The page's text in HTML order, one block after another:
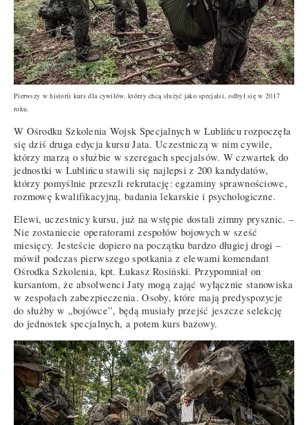
Pierwszy w historii kurs dla cywilów, którzy chcą służyć jako specjalsi, odbył się w 2017
roku.
W Ośrodku Szkolenia Wojsk Specjalnych w Lublińcu rozpoczęła
się dziś druga edycja kursu Jata. Uczestniczą w nim cywile,
którzy marzą o służbie w szeregach specjalsów. W czwartek do
jednostki w Lublińcu stawili się najlepsi z 200 kandydatów,
którzy pomyślnie przeszli rekrutację: egzaminy sprawnościowe,
rozmowę kwalifikacyjną, badania lekarskie i psychologiczne.
Elewi, uczestnicy kursu, już na wstępie dostali zimny prysznic. –
Nie zostaniecie operatorami zespołów bojowych w sześć
miesięcy. Jesteście dopiero na początku bardzo długiej drogi –
mówił podczas pierwszego spotkania z elewami komendant
Ośrodka Szkolenia, kpt. Łukasz Rosiński. Przypomniał on
kursantom, że absolwenci Jaty mogą zająć wyłącznie stanowiska
w zespołach zabezpieczenia. Osoby, które mają predyspozycje
do służby w „bojówce”, będą musiały przejść jeszcze selekcję
do jednostek specjalnych, a potem kurs bazowy.